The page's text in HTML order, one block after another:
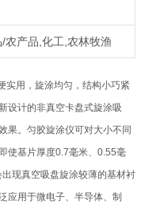
农产品,化工,农林牧渔
用，旋涂均匀，结构小巧紧
设计的非真空卡盘式旋涂吸
果。匀胶旋涂仪可对大小不同
使基片厚度0.7毫米、0.55毫
现真空吸盘旋涂较薄的基材衬
应用于微电子、半导体、制